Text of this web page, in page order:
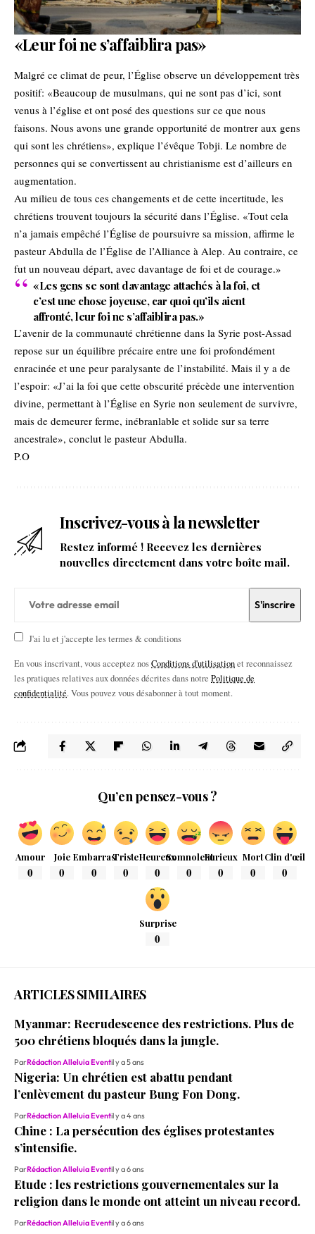
«Leur foi ne s’affaiblira pas»
Malgré ce climat de peur, l’Église observe un développement très
positif: «Beaucoup de musulmans, qui ne sont pas d’ici, sont
venus à l’église et ont posé des questions sur ce que nous
faisons. Nous avons une grande opportunité de montrer aux gens
qui sont les chrétiens», explique l’évêque Tobji. Le nombre de
personnes qui se convertissent au christianisme est d’ailleurs en
augmentation.
Au milieu de tous ces changements et de cette incertitude, les
chrétiens trouvent toujours la sécurité dans l’Église. «Tout cela
n’a jamais empêché l’Église de poursuivre sa mission, affirme le
pasteur Abdulla de l’Église de l’Alliance à Alep. Au contraire, ce
fut un nouveau départ, avec davantage de foi et de courage.»
«Les gens se sont davantage attachés à la foi, et
c’est une chose joyeuse, car quoi qu’ils aient
affronté, leur foi ne s’affaiblira pas.»
L’avenir de la communauté chrétienne dans la Syrie post-Assad
repose sur un équilibre précaire entre une foi profondément
enracinée et une peur paralysante de l’instabilité. Mais il y a de
l’espoir: «J’ai la foi que cette obscurité précède une intervention
divine, permettant à l’Église en Syrie non seulement de survivre,
mais de demeurer ferme, inébranlable et solide sur sa terre
ancestrale», conclut le pasteur Abdulla.
P.O
Inscrivez-vous à la newsletter
Restez informé ! Recevez les dernières
nouvelles directement dans votre boîte mail.
J'ai lu et j'accepte les termes & conditions
En vous inscrivant, vous acceptez nosConditions d'utilisationet reconnaissez
les pratiques relatives aux données décrites dans notre Politique de
confidentialité. Vous pouvez vous désabonner à tout moment.
Qu’en pensez-vous ?
Amour
0
Joie
0
Embarras
0
Triste
0
Heureux
0
Somnolent
0
Furieux
0
Mort
0
Clin d'œil
0
Surprise
0
ARTICLES SIMILAIRES
Myanmar: Recrudescence des restrictions. Plus de
500 chrétiens bloqués dans la jungle.
ParRédaction Alleluia Eventil y a 5 ans
Nigeria: Un chrétien est abattu pendant
l’enlèvement du pasteur Bung Fon Dong.
ParRédaction Alleluia Eventil y a 4 ans
Chine : La persécution des églises protestantes
s’intensifie.
ParRédaction Alleluia Eventil y a 6 ans
Etude : les restrictions gouvernementales sur la
religion dans le monde ont atteint un niveau record.
ParRédaction Alleluia Eventil y a 6 ans